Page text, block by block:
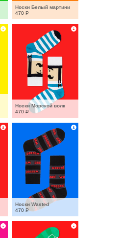
Носки Белый мартини
470 Р
Носки Морской волк
470 Р
Носки Wasted
470 Р